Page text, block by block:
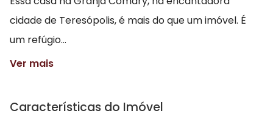
cidade de Teresópolis, é mais do que um imóvel. É
um refúgio...
Ver mais
Características do Imóvel